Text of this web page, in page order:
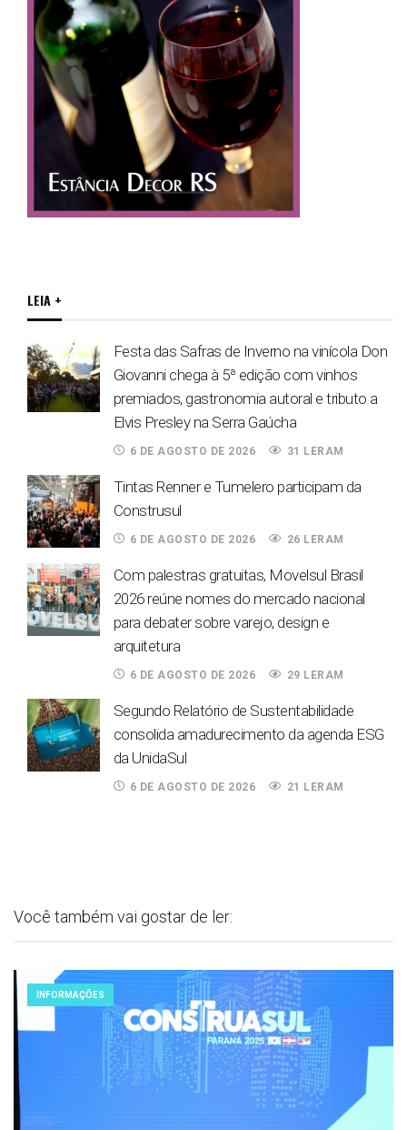
LEIA +
Festa das Safras de Inverno na vinícola Don
Giovanni chega à 5ª edição com vinhos
premiados, gastronomia autoral e tributo a
Elvis Presley na Serra Gaúcha
6 DE AGOSTO DE 2026 31 LERAM
Tintas Renner e Tumelero participam da
Construsul
6 DE AGOSTO DE 2026 26 LERAM
Com palestras gratuitas, Movelsul Brasil
2026 reúne nomes do mercado nacional
para debater sobre varejo, design e
arquitetura
6 DE AGOSTO DE 2026 29 LERAM
Segundo Relatório de Sustentabilidade
consolida amadurecimento da agenda ESG
da UnidaSul
6 DE AGOSTO DE 2026 21 LERAM
Você também vai gostar de ler:
INFORMAÇÕES